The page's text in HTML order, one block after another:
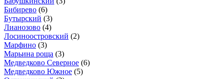
Бибирево (6)
Бутырский (3)
Лианозово (4)
Лосиноостровский (2)
Марфино (3)
Марьина роща (3)
Медведково Северное (6)
Медведково Южное (5)